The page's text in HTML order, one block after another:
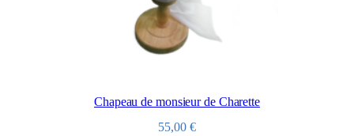
Chapeau de monsieur de Charette
55,00 €